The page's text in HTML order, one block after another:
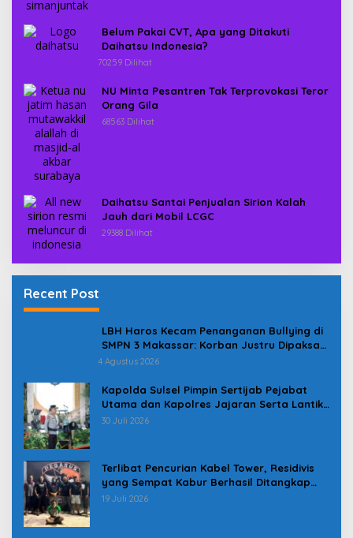
Belum Pakai CVT, Apa yang Ditakuti
Daihatsu Indonesia?
70259 Dilihat
NU Minta Pesantren Tak Terprovokasi Teror
Orang Gila
68563 Dilihat
Daihatsu Santai Penjualan Sirion Kalah
Jauh dari Mobil LCGC
29388 Dilihat
Recent Post
LBH Haros Kecam Penanganan Bullying di
SMPN 3 Makassar: Korban Justru Dipaksa
Pindah
4 Agustus 2026
Kapolda Sulsel Pimpin Sertijab Pejabat
Utama dan Kapolres Jajaran Serta Lantik
Karolog dan Kapolresta Gowa
30 Juli 2026
Terlibat Pencurian Kabel Tower, Residivis
yang Sempat Kabur Berhasil Ditangkap
Tim Gabungan di Jeneponto
19 Juli 2026